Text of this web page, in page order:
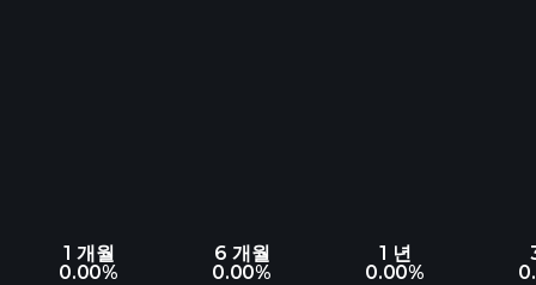
1 개월
0.00%
6 개월
0.00%
1 년
0.00%